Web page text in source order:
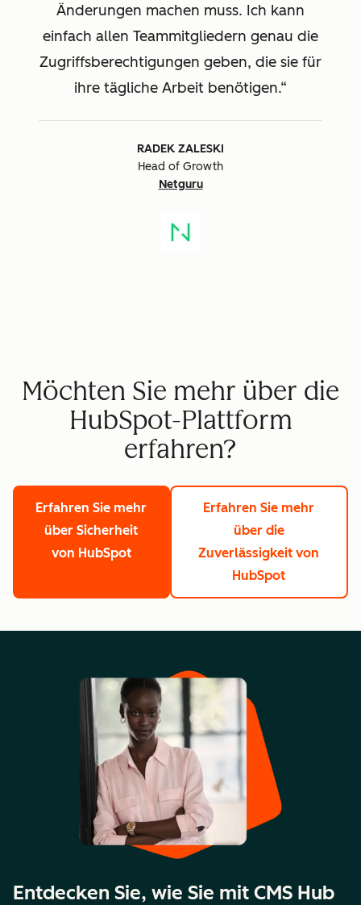
Änderungen machen muss. Ich kann
einfach allen Teammitgliedern genau die
Zugriffsberechtigungen geben, die sie für
ihre tägliche Arbeit benötigen.
RADEK ZALESKI
Head of Growth
Netguru
Möchten Sie mehr über die
HubSpot-Plattform
erfahren?
Erfahren Sie mehr
über Sicherheit
von HubSpot
Erfahren Sie mehr
über die
Zuverlässigkeit von
HubSpot
Entdecken Sie, wie Sie mit CMS Hub